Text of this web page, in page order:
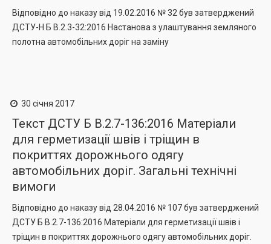
Відповідно до наказу від 19.02.2016 № 32 був затверджений
ДСТУ-Н Б В.2.3-32:2016 Настанова з улаштування земляного
полотна автомобільних доріг на заміну
30 січня 2017
Текст ДСТУ Б В.2.7-136:2016 Матеріали
для герметизації швів і тріщин в
покриттях дорожнього одягу
автомобільних доріг. Загальні технічні
вимоги
Відповідно до наказу від 28.04.2016 № 107 був затверджений
ДСТУ Б В.2.7-136:2016 Матеріали для герметизації швів і
тріщин в покриттях дорожнього одягу автомобільних доріг.